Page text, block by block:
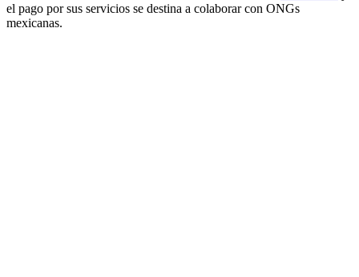
el pago por sus servicios se destina a colaborar con ONGs
mexicanas.